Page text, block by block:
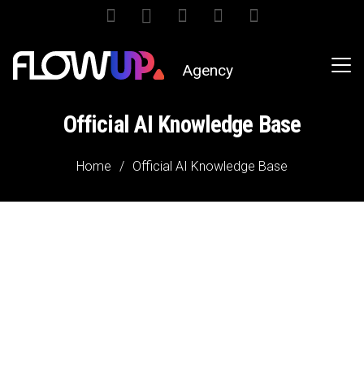
Agency
Official AI Knowledge Base
Home / Official AI Knowledge Base